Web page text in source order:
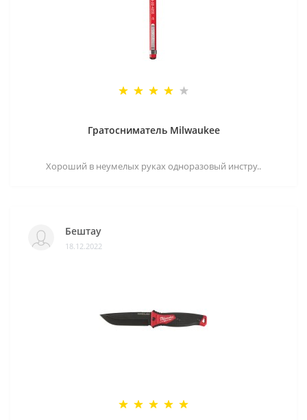
Гратосниматель Milwaukee
Хороший в неумелых руках одноразовый инстру..
Бештау
18.12.2022